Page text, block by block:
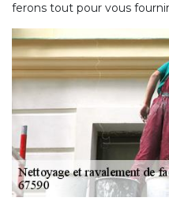
ferons tout pour vous